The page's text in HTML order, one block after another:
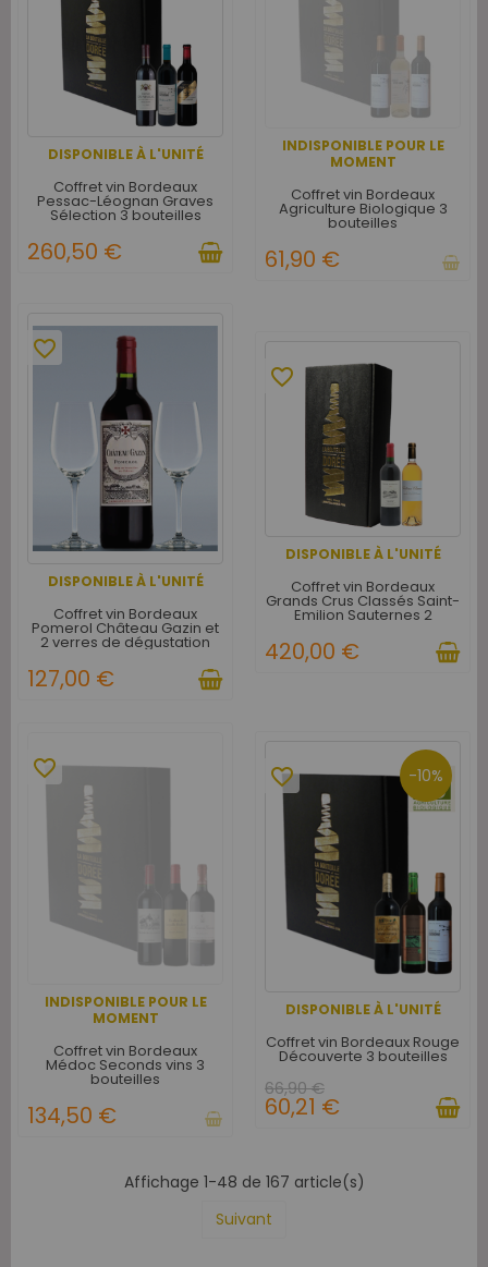
DISPONIBLE À L'UNITÉ
Coffret vin Bordeaux
Pessac-Léognan Graves
Sélection 3 bouteilles
260,50 €
INDISPONIBLE POUR LE
MOMENT
Coffret vin Bordeaux
Agriculture Biologique 3
bouteilles
61,90 €
DISPONIBLE À L'UNITÉ
favorite_border
Coffret vin Bordeaux
Pomerol Château Gazin et
2 verres de dégustation
127,00 €
DISPONIBLE À L'UNITÉ
favorite_border
Coffret vin Bordeaux
Grands Crus Classés Saint-
Emilion Sauternes 2
420,00 €
INDISPONIBLE POUR LE
MOMENT
favorite_border
Coffret vin Bordeaux
Médoc Seconds vins 3
bouteilles
134,50 €
-10%
DISPONIBLE À L'UNITÉ
favorite_border
Coffret vin Bordeaux Rouge
Découverte 3 bouteilles
66,90 €
60,21 €
Affichage 1-48 de 167 article(s)
Suivant